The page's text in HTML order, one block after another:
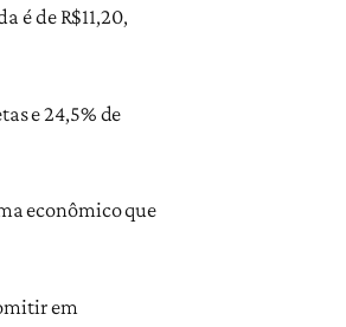
é de R$11,20,
e 24,5% de
econômico que
em